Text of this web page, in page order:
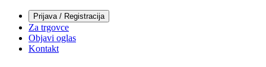
Prijava / Registracija
Za trgovce
Objavi oglas
Kontakt